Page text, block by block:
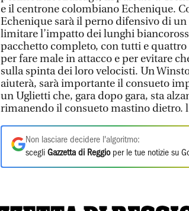
e il centrone colombiano Echenique.
Echenique sarà il perno difensivo di
limitare l’impatto dei lunghi
pacchetto completo, con tutti e
per fare male in attacco e per evitare
sulla spinta dei loro velocisti. Un
aiuterà, sarà importante il consueto
un Uglietti che, gara dopo gara, sta
rimanendo il consueto mastino dietro.
Non lasciare decidere l'algoritmo:
scegli Gazzetta di Reggioper le tue notizie su